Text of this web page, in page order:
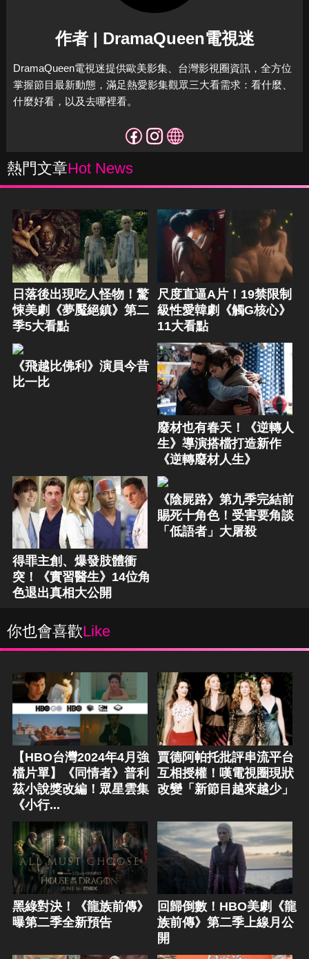
作者 | DramaQueen電視迷
DramaQueen電視迷提供歐美影集、台灣影視圈資訊，全方位
掌握節目最新動態，滿足熱愛影集觀眾三大看需求：看什麼、
什麼好看，以及去哪裡看。
熱門文章Hot News
日落後出現吃人怪物！驚
悚美劇《夢魘絕鎮》第二
季5大看點
尺度直逼A片！19禁限制
級性愛韓劇《觸G核心》
11大看點
《飛越比佛利》演員今昔
比一比
廢材也有春天！《逆轉人
生》導演搭檔打造新作
《逆轉廢材人生》
得罪主創、爆發肢體衝
突！《實習醫生》14位角
色退出真相大公開
《陰屍路》第九季完結前
賜死十角色！受害要角談
「低語者」大屠殺
你也會喜歡Like
【HBO台灣2024年4月強
檔片單】《同情者》普利
茲小說獎改編！眾星雲集
《小行...
賈德阿帕托批評串流平台
互相授權！嘆電視圈現狀
改變「新節目越來越少」
黑綠對決！《龍族前傳》
曝第二季全新預告
回歸倒數！HBO美劇《龍
族前傳》第二季上線月公
開